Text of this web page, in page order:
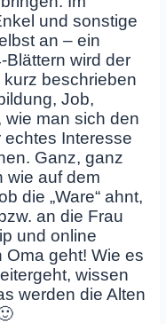
und sonstige
an – ein
Blättern wird der
beschrieben
Job,
wie man sich den
echtes Interesse
Ganz, ganz
wie auf dem
die „Ware“ ahnt,
an die Frau
und online
geht! Wie es
wissen
werden die Alten